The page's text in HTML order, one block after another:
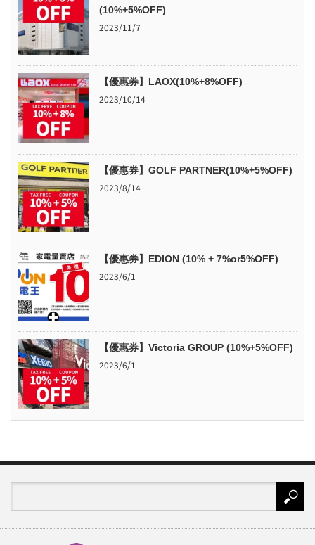
(10%+5%OFF)
2023/11/7
【優惠券】LAOX(10%+8%OFF)
2023/10/14
【優惠券】GOLF PARTNER(10%+5%OFF)
2023/8/14
【優惠券】EDION (10% + 7%or5%OFF)
2023/6/1
【優惠券】Victoria GROUP (10%+5%OFF)
2023/6/1